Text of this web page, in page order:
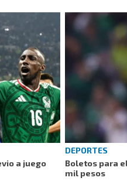
a juego
DEPORTES
Boletos para
mil pesos